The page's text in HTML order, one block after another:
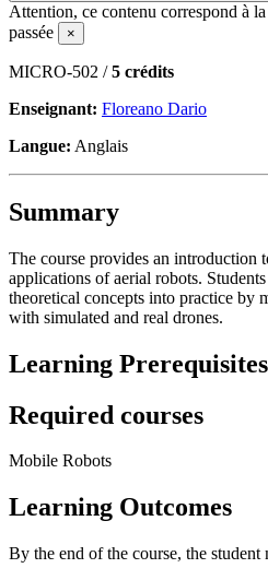
Attention, ce contenu correspond à
passée
×
MICRO-502 /5 crédits
Enseignant: Floreano Dario
Langue: Anglais
Summary
The course provides an introduction
applications of aerial robots.
theoretical concepts into practice by
with simulated and real drones.
Learning Prerequisites
Required courses
Mobile Robots
Learning Outcomes
By the end of the course, the student